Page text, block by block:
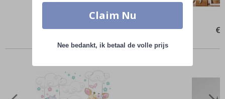
Special
€ 49,00 €
Anderen kochten ook
Claim Nu
Nee bedankt, ik betaal de volle prijs